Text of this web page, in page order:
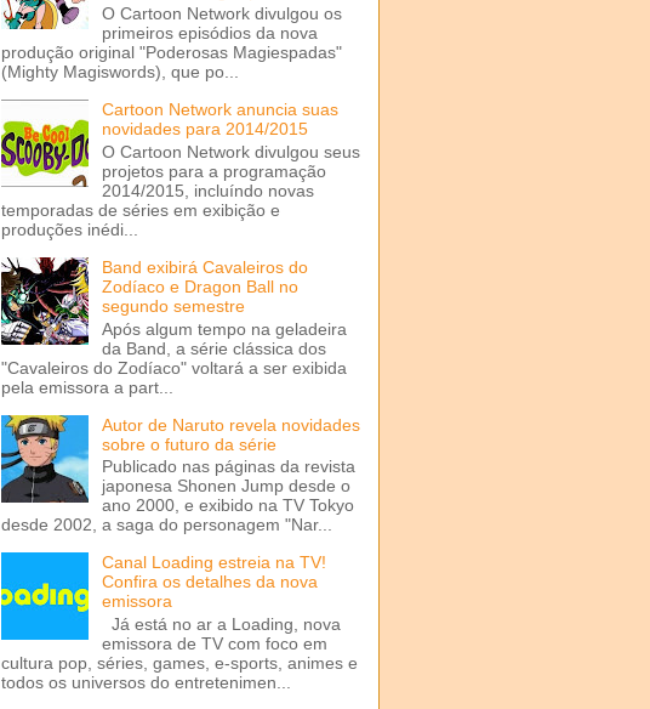
O Cartoon Network divulgou os
primeiros episódios da nova
produção original "Poderosas Magiespadas"
(Mighty Magiswords), que po...
Cartoon Network anuncia suas
novidades para 2014/2015
O Cartoon Network divulgou seus
projetos para a programação
2014/2015, incluíndo novas
temporadas de séries em exibição e
produções inédi...
Band exibirá Cavaleiros do
Zodíaco e Dragon Ball no
segundo semestre
Após algum tempo na geladeira
da Band, a série clássica dos
"Cavaleiros do Zodíaco" voltará a ser exibida
pela emissora a part...
Autor de Naruto revela novidades
sobre o futuro da série
Publicado nas páginas da revista
japonesa Shonen Jump desde o
ano 2000, e exibido na TV Tokyo
desde 2002, a saga do personagem "Nar...
Canal Loading estreia na TV!
Confira os detalhes da nova
emissora
Já está no ar a Loading, nova
emissora de TV com foco em
cultura pop, séries, games, e-sports, animes e
todos os universos do entretenimen...